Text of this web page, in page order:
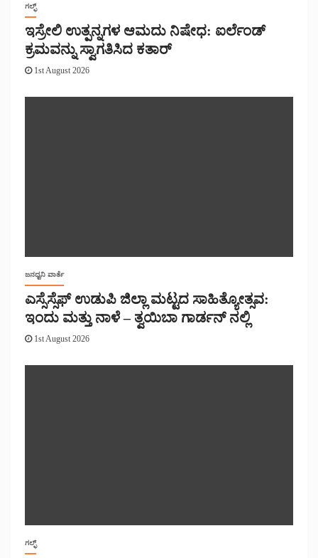
ಗಲ್ಫ್
ಇಸ್ರೇಲಿ ಉತ್ಪನ್ನಗಳ ಆಮದು ನಿಷೇಧ: ಐರ್ಲೆಂಡ್
ಕ್ರಮವನ್ನು ಸ್ವಾಗತಿಸಿದ ಕತಾರ್
1st August 2026
ಜನಧ್ವನಿ ವಾರ್ತೆ
ಎಸ್ಸೆಸ್ಸೆಫ್ ಉಡುಪಿ ಜಿಲ್ಲಾ ಮಟ್ಟದ ಸಾಹಿತ್ಯೋತ್ಸವ:
ಇಂದು ಮತ್ತು ನಾಳೆ – ತ್ವಯಿಬಾ ಗಾರ್ಡನ್ ನಲ್ಲಿ
1st August 2026
ಗಲ್ಫ್